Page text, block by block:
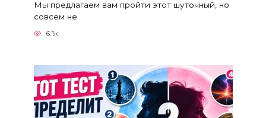
Мы предлагаем вам пройти этот шуточный, но
совсем не
6.1к.